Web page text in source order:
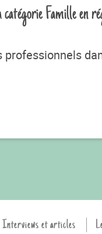
Famille en
Interviews et articles